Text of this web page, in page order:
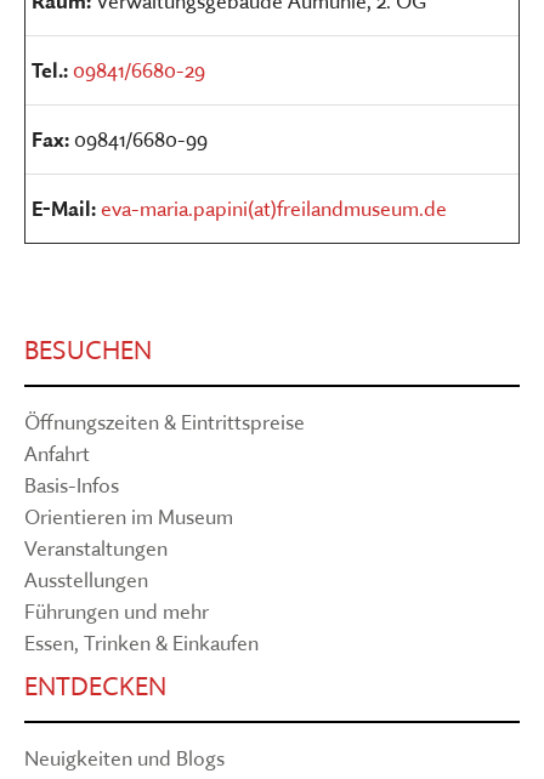
Tel.:09841/6680-29
Fax:09841/6680-99
E-Mail:eva-maria.papini(at)freilandmuseum.de
BESUCHEN
Öffnungszeiten & Eintrittspreise
Anfahrt
Basis-Infos
Orientieren im Museum
Veranstaltungen
Ausstellungen
Führungen und mehr
Essen, Trinken & Einkaufen
ENTDECKEN
Neuigkeiten und Blogs